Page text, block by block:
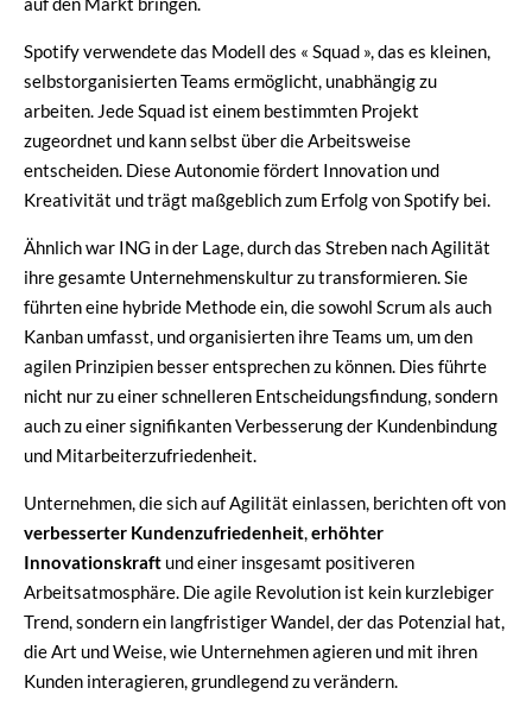
Spotify verwendete das Modell des « Squad », das es kleinen,
selbstorganisierten Teams ermöglicht, unabhängig zu
arbeiten. Jede Squad ist einem bestimmten Projekt
zugeordnet und kann selbst über die Arbeitsweise
entscheiden. Diese Autonomie fördert Innovation und
Kreativität und trägt maßgeblich zum Erfolg von Spotify bei.
Ähnlich war ING in der Lage, durch das Streben nach Agilität
ihre gesamte Unternehmenskultur zu transformieren. Sie
führten eine hybride Methode ein, die sowohl Scrum als auch
Kanban umfasst, und organisierten ihre Teams um, um den
agilen Prinzipien besser entsprechen zu können. Dies führte
nicht nur zu einer schnelleren Entscheidungsfindung, sondern
auch zu einer signifikanten Verbesserung der Kundenbindung
und Mitarbeiterzufriedenheit.
Unternehmen, die sich auf Agilität einlassen, berichten oft von
verbesserter Kundenzufriedenheit,erhöhter
Innovationskraft und einer insgesamt positiveren
Arbeitsatmosphäre. Die agile Revolution ist kein kurzlebiger
Trend, sondern ein langfristiger Wandel, der das Potenzial hat,
die Art und Weise, wie Unternehmen agieren und mit ihren
Kunden interagieren, grundlegend zu verändern.